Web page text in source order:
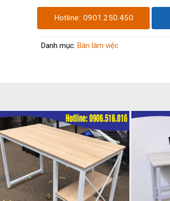
Hotline: 0901.250.450
Danh mục: Bàn làm việc